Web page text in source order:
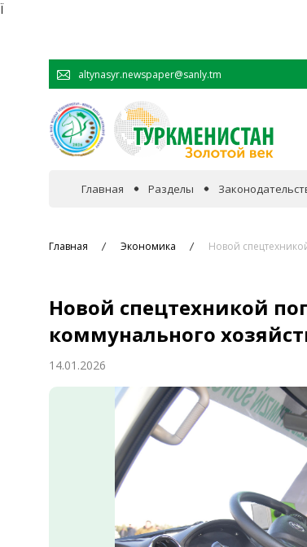
Ï
altynasyr.newspaper@sanly.tm
Главная Разделы
Общество
Главная Экономика Новой
Новой спецтехникой
коммунального
14.01.2026